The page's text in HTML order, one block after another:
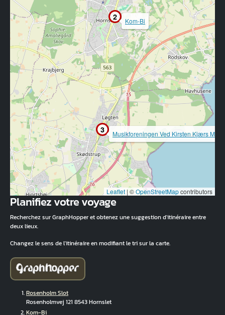
2
3
Kom-Bi
Musikforeningen Ved Kirsten Kjærs
Leaflet | ©OpenStreetMapcontributors
Planifiez votre voyage
Recherchez sur GraphHopper et obtenez une suggestion d'itinéraire entre
deux lieux.
Changez le sens de l'itinéraire en modifiant le tri sur la carte.
Rosenholm Slot
Rosenholmvej 121 8543 Hornslet
Kom-Bi